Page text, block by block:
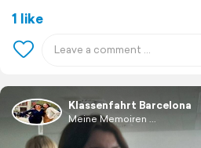
1 like
Klassenfahrt Barcelona
Meine Memoiren ...